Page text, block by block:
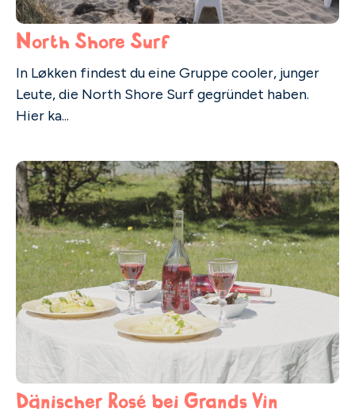
North Shore Surf
In Løkken findest du eine Gruppe cooler, junger
Leute, die North Shore Surf gegründet haben.
Hier ka...
Dänischer Rosé bei Grands Vin